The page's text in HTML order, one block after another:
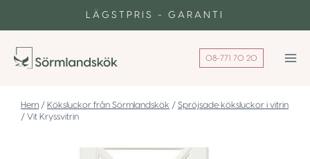
LÄGSTPRIS - GARANTI
08-771 70 20
/ Köksluckor från Sörmlandskök / Spröjsade köksluckor i vitrin
/ Vit Kryssvitrin